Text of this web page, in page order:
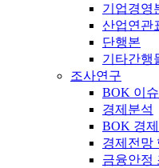
기업경영
산업연관
단행본
기타간행
조사연구
BOK 이
경제분석
BOK 경
경제전망
금융안정